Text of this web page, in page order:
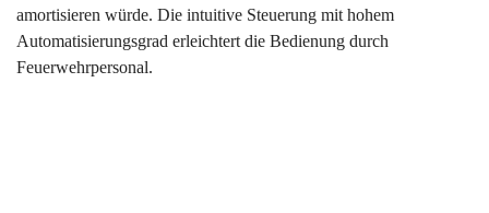
amortisieren würde. Die intuitive Steuerung mit hohem
Automatisierungsgrad erleichtert die Bedienung durch
Feuerwehrpersonal.